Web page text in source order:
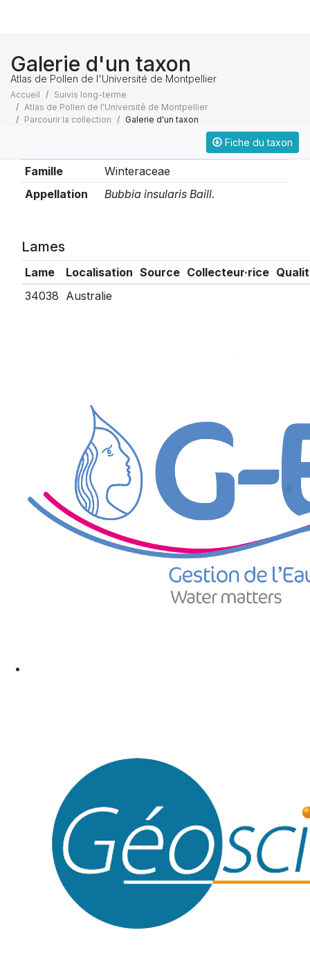
Galerie d'un taxon
Atlas de Pollen de l'Université de Montpellier
Accueil
Suivis long-terme
Atlas de Pollen de l'Université de Montpellier
Parcourir la collection
Galerie d'un taxon
Fiche du taxon
Famille
Winteraceae
Appellation
Bubbia insularis Baill.
Lames
Lame Localisation Source Collecteur·rice
34038 Australie